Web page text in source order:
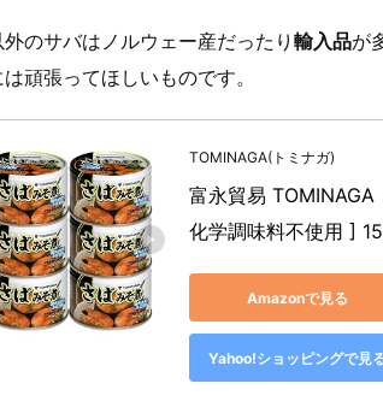
のサバはノルウェー産だったり輸入品が
頑張ってほしいものです。
TOMINAGA(トミナガ)
富永貿易
化学調味料不使用 ]
Amazonで見る
Yahoo!ショッピングで見